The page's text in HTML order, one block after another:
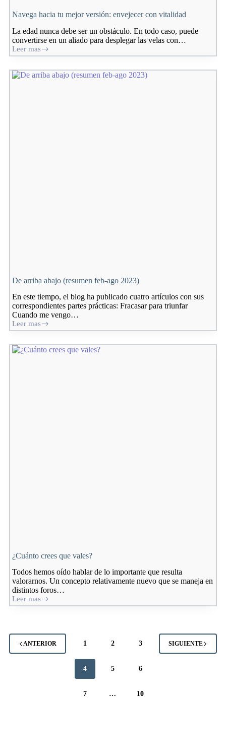
Navega hacia tu mejor versión: envejecer con vitalidad
La edad nunca debe ser un obstáculo. En todo caso, puede
convertirse en un aliado para desplegar las velas con…
Leer mas
Navega
tu
mejor
De arriba abajo (resumen feb-ago 2023)
En este tiempo, el blog ha publicado cuatro artículos con sus
correspondientes partes prácticas: Fracasar para triunfar
Cuando me vengo…
Leer mas
De
abajo
(resumen
¿Cuánto crees que vales?
Todos hemos oído hablar de lo importante que resulta
valorarnos. Un concepto relativamente nuevo que se maneja en
distintos foros…
Leer mas
¿Cuánto
ANTERIOR 1 2 3
4 5 6
7 … 10
SIGUIENTE